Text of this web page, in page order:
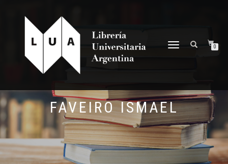
NAVEGACIÓN
0
FAVEIRO ISMAEL